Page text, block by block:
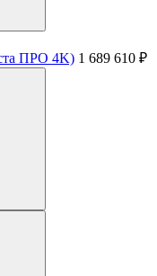
ПРО 4K) 1 689 610 ₽